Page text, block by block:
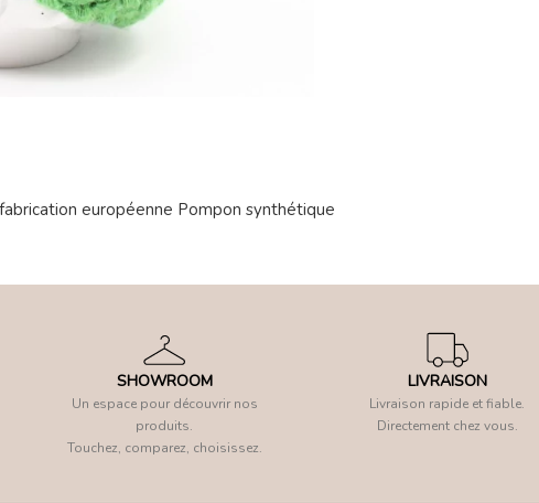
européenne Pompon synthétique
SHOWROOM
Un espace pour découvrir nos
produits.
Touchez, comparez, choisissez.
LIVRAISON
Livraison rapide et fiable.
Directement chez vous.